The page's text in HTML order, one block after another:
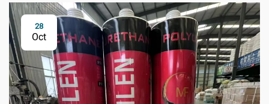
28
Oct